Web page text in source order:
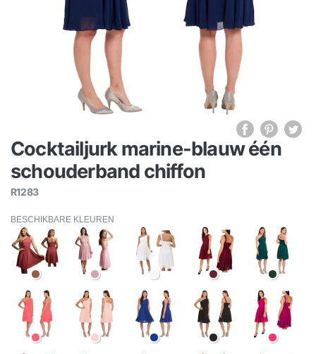
Cocktailjurk marine-blauw één
schouderband chiffon
R1283
BESCHIKBARE KLEUREN